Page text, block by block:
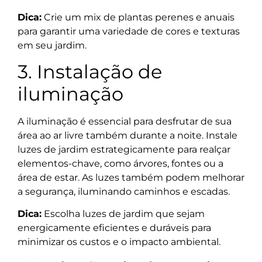
Dica: Crie um mix de plantas perenes e anuais
para garantir uma variedade de cores e texturas
em seu jardim.
3. Instalação de
iluminação
A iluminação é essencial para desfrutar de sua
área ao ar livre também durante a noite. Instale
luzes de jardim estrategicamente para realçar
elementos-chave, como árvores, fontes ou a
área de estar. As luzes também podem melhorar
a segurança, iluminando caminhos e escadas.
Dica: Escolha luzes de jardim que sejam
energicamente eficientes e duráveis para
minimizar os custos e o impacto ambiental.